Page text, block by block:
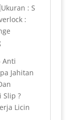
: S
:
Anti
Jahitan
Slip ?
Licin